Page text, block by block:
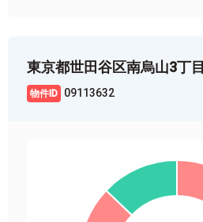
東京都世田谷区南烏山3丁目
09113632